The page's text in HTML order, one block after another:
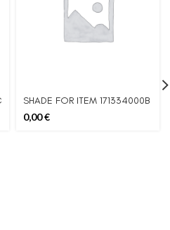
SHADE FOR ITEM 171334000B
0,00€